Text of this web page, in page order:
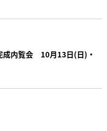
成内覧会 10月13日(日)・